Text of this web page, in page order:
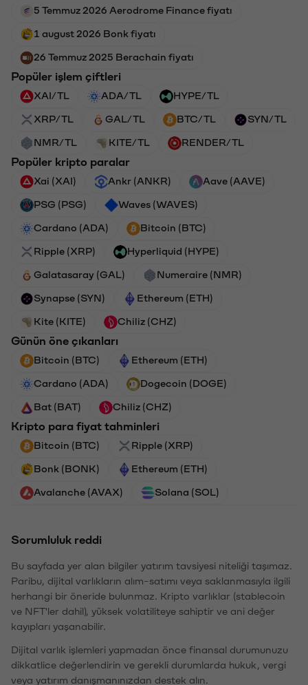
5 Temmuz 2026 Aerodrome Finance fiyatı
1 august 2026 Bonk fiyatı
26 Temmuz 2025 Berachain fiyatı
Popüler işlem çiftleri
XAI/TL ADA/TL HYPE/TL
XRP/TL GAL/TL BTC/TL SYN/TL
NMR/TL KITE/TL RENDER/TL
Popüler kripto paralar
Xai (XAI) Ankr (ANKR) Aave (AAVE)
PSG (PSG) Waves (WAVES)
Cardano (ADA) Bitcoin (BTC)
Ripple (XRP) Hyperliquid (HYPE)
Galatasaray (GAL) Numeraire (NMR)
Synapse (SYN) Ethereum (ETH)
Kite (KITE) Chiliz (CHZ)
Günün öne çıkanları
Bitcoin (BTC) Ethereum (ETH)
Cardano (ADA) Dogecoin (DOGE)
Bat (BAT) Chiliz (CHZ)
Kripto para fiyat tahminleri
Bitcoin (BTC) Ripple (XRP)
Bonk (BONK) Ethereum (ETH)
Avalanche (AVAX) Solana (SOL)
Sorumluluk reddi
Bu sayfada yer alan bilgiler yatırım tavsiyesi niteliği taşımaz.
Paribu, dijital varlıkların alım-satımı veya saklanmasıyla ilgili
herhangi bir öneride bulunmaz. Kripto varlıklar (stablecoin
ve NFT'ler dahil), yüksek volatiliteye sahiptir ve ani değer
kayıpları yaşanabilir.
Dijital varlık işlemleri yapmadan önce finansal durumunuzu
dikkatlice değerlendirin ve gerekli durumlarda hukuk, vergi
veya yatırım danışmanınızdan destek alın.